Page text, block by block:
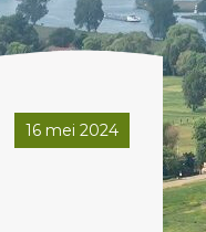
16 mei 2024